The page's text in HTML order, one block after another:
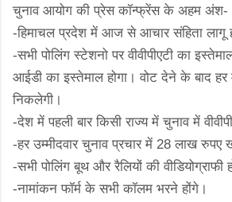
चुनाव आयोग की प्रेस कॉन्फ्रेंस के अहम अंश-
-हिमाचल प्रदेश में आज से आचार संहिता लागू
-सभी पोलिंग स्टेशनो पर वीवीपीएटी का
आईडी का इस्तेमाल होगा। वोट देने के बाद हर
निकलेगी।
-देश में पहली बार किसी राज्य में चुनाव में
-हर उम्मीदवार चुनाव प्रचार में 28 लाख
-सभी पोलिंग बूथ और रैलियों की वीडियोग्राफी
-नामांकन फॉर्म के सभी कॉलम भरने होंगे।